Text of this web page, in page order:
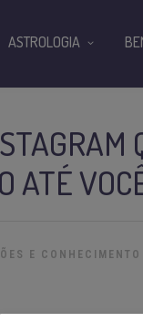
ATÉ
E CONHECIMENTO
ASTROLOGIA